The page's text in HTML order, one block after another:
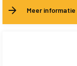
Meer informatie